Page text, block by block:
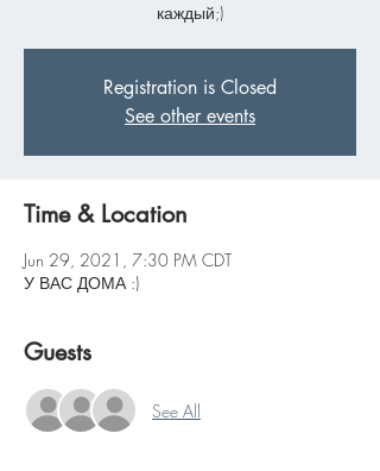
каждый;)
Registration is Closed
See other events
Time & Location
Jun 29, 2021, 7:30 PM CDT
У ВАС ДОМА :)
Guests
See All